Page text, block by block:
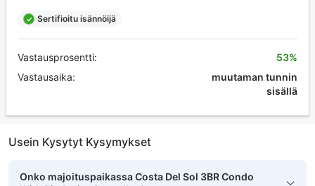
Sertifioitu isännöijä
Vastausprosentti:
Vastausaika:
53%
muutaman tunnin
sisällä
Usein Kysytyt Kysymykset
Onko majoituspaikassa Costa Del Sol 3BR Condo